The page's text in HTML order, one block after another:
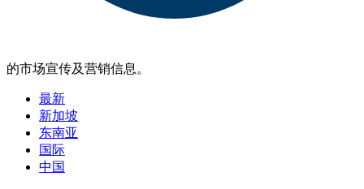
的市场宣传及营销信息。
最新
新加坡
东南亚
国际
中国